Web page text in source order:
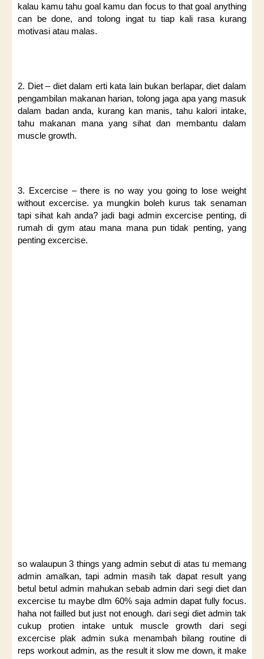
kalau kamu tahu goal kamu dan focus to that goal anything
can be done, and tolong ingat tu tiap kali rasa kurang
motivasi atau malas.
2. Diet – diet dalam erti kata lain bukan berlapar, diet dalam
pengambilan makanan harian, tolong jaga apa yang masuk
dalam badan anda, kurang kan manis, tahu kalori intake,
tahu makanan mana yang sihat dan membantu dalam
muscle growth.
3. Excercise – there is no way you going to lose weight
without excercise. ya mungkin boleh kurus tak senaman
tapi sihat kah anda? jadi bagi admin excercise penting, di
rumah di gym atau mana mana pun tidak penting, yang
penting excercise.
so walaupun 3 things yang admin sebut di atas tu memang
admin amalkan, tapi admin masih tak dapat result yang
betul betul admin mahukan sebab admin dari segi diet dan
excercise tu maybe dlm 60% saja admin dapat fully focus.
haha not failled but just not enough. dari segi diet admin tak
cukup protien intake untuk muscle growth dari segi
excercise plak admin suka menambah bilang routine di
reps workout admin, as the result it slow me down, it make